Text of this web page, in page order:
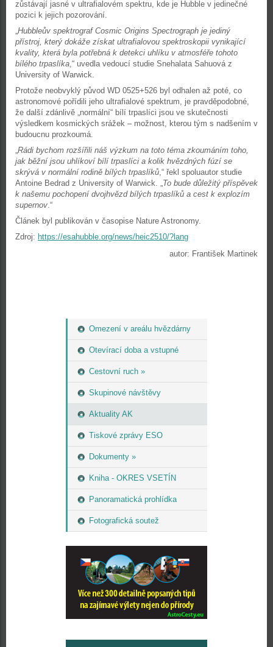
Omezení v areálu hvězdárny
Otevírací doba a vstupné
Cestovní ruch »
Skupinové návštěvy
Aktuality AK
Tiskové zprávy ESO
Dokumenty »
Kniha - OKRES VSETÍN
Panoramatická prohlídka
Fotografická soutež
zůstávají jasné v ultrafialovém spektru, kde je Hubble v jedinečné
pozici k jejich pozorování.
Hubbleův spektrograf Cosmic Origins Spectrograph je jediný
přístroj, který dokáže získat ultrafialovou spektroskopii vynikající
kvality, která byla potřebná k detekci uhlíku v atmosféře tohoto
bílého trpaslíka ,“ uvedla vedoucí studie Snehalata Sahuová z
University of Warwick.
Protože neobvyklý původ WD 0525+526 byl odhalen až poté, co
astronomové pořídili jeho ultrafialové spektrum, je pravděpodobné,
že další zdánlivě „normální“ bílí trpaslíci jsou ve skutečnosti
výsledkem kosmických srážek – možnost, kterou tým s nadšením v
budoucnu prozkoumá.
Rádi bychom rozšířili náš výzkum na toto téma zkoumáním toho,
jak běžní jsou uhlíkoví bílí trpaslíci a kolik hvězdných fúzí se
skrývá v normální rodině bílých trpaslíků ,“ řekl spoluautor studie
Antoine Bedrad z University of Warwick. „ To bude důležitý příspěvek
k našemu pochopení dvojhvězd bílých trpaslíků a cest k explozím
supernov .“
Článek byl publikován v časopise Nature Astronomy.
Zdroj: https://esahubble.org/news/heic2510/?lang
autor: František Martinek